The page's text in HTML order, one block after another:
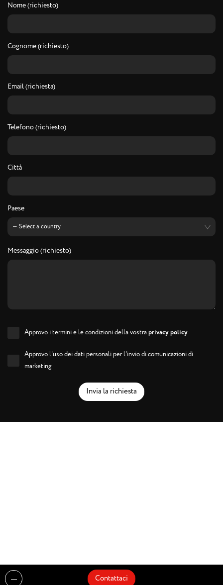
Nome (richiesto)
Cognome (richiesto)
Email (richiesta)
Telefono (richiesto)
Città
Paese
Messaggio (richiesto)
Approvo i termini e le condizioni della vostraprivacy policy
Approvo l'uso dei dati personali per l'invio di comunicazioni di
marketing
Invia la richiesta
Contattaci